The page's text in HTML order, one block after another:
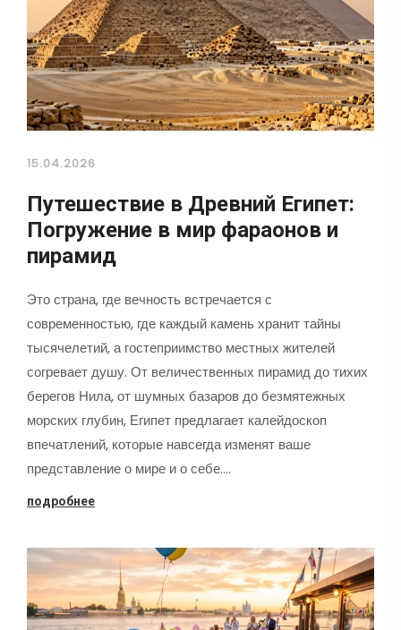
15.04.2026
Путешествие в Древний Египет:
Погружение в мир фараонов и
пирамид
Это страна, где вечность встречается с
современностью, где каждый камень хранит тайны
тысячелетий, а гостеприимство местных жителей
согревает душу. От величественных пирамид до тихих
берегов Нила, от шумных базаров до безмятежных
морских глубин, Египет предлагает калейдоскоп
впечатлений, которые навсегда изменят ваше
представление о мире и о себе.…
подробнее